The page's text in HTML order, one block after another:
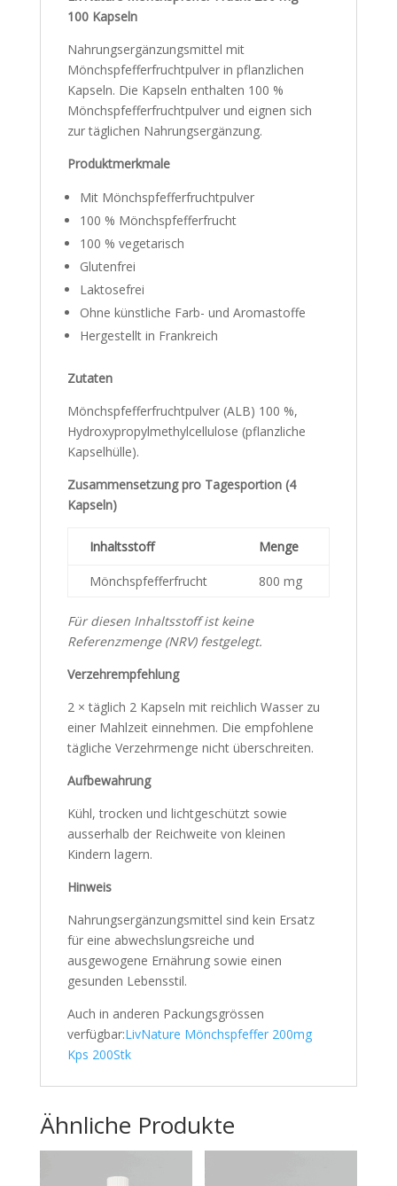
100 Kapseln
Nahrungsergänzungsmittel mit
Mönchspfefferfruchtpulver in pflanzlichen
Kapseln. Die Kapseln enthalten 100 %
Mönchspfefferfruchtpulver und eignen sich
zur täglichen Nahrungsergänzung.
Produktmerkmale
Mit Mönchspfefferfruchtpulver
100 % Mönchspfefferfrucht
100 % vegetarisch
Glutenfrei
Laktosefrei
Ohne künstliche Farb- und Aromastoffe
Hergestellt in Frankreich
Zutaten
Mönchspfefferfruchtpulver (ALB) 100 %,
Hydroxypropylmethylcellulose (pflanzliche
Kapselhülle).
Zusammensetzung pro Tagesportion (4
Kapseln)
Inhaltsstoff Menge
Mönchspfefferfrucht 800 mg
Für diesen Inhaltsstoff ist keine
Referenzmenge (NRV) festgelegt.
Verzehrempfehlung
2 × täglich 2 Kapseln mit reichlich Wasser zu
einer Mahlzeit einnehmen. Die empfohlene
tägliche Verzehrmenge nicht überschreiten.
Aufbewahrung
Kühl, trocken und lichtgeschützt sowie
ausserhalb der Reichweite von kleinen
Kindern lagern.
Hinweis
Nahrungsergänzungsmittel sind kein Ersatz
für eine abwechslungsreiche und
ausgewogene Ernährung sowie einen
gesunden Lebensstil.
Auch in anderen Packungsgrössen
verfügbar:LivNature Mönchspfeffer 200mg
Kps 200Stk
Ähnliche Produkte